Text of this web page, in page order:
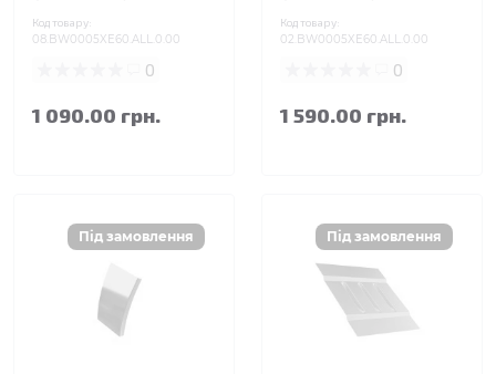
Код товару:
08.BW0005XE60.ALL.0.00
0
1 090.00 грн.
Код товару:
02.BW0005XE60.ALL.0.00
0
1 590.00 грн.